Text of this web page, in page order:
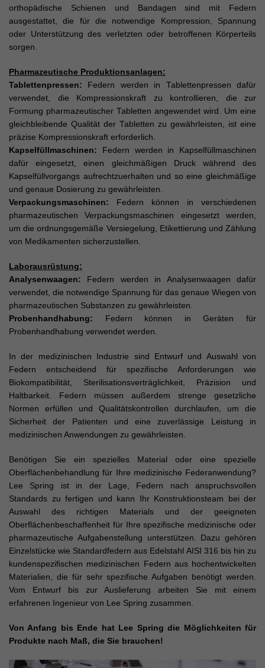
orthopädische Schienen und Bandagen sind mit Federn
ausgestattet, die für die notwendige Kompression, Spannung
oder Unterstützung des verletzten oder betroffenen Körperteils
sorgen.
Pharmazeutische Produktionsanlagen:
Tablettenpressen:
Federn werden in Tablettenpressen dafür
verwendet, die Kompressionskraft zu kontrollieren, die zur
Formung pharmazeutischer Tabletten angewendet wird. Um eine
gleichbleibende Qualität der Tabletten zu gewährleisten, ist eine
präzise Kompressionskraft erforderlich.
Kapselfüllmaschinen:
Federn werden in Kapselfüllmaschinen
dafür eingesetzt, einen gleichmäßigen Druck während des
Kapselfüllvorgangs aufrechtzuerhalten und so eine gleichmäßige
und genaue Dosierung zu gewährleisten.
Verpackungsmaschinen:
Federn können in verschiedenen
pharmazeutischen Verpackungsmaschinen eingesetzt werden,
um die ordnungsgemäße Versiegelung, Etikettierung und Zählung
von Medikamenten sicherzustellen.
Laborausrüstung:
Analysenwaagen:
Federn werden in Analysenwaagen dafür
verwendet, die notwendige Spannung für das genaue Wiegen von
pharmazeutischen Substanzen zu gewährleisten.
Probenhandhabung:
Federn können in Geräten für
Probenhandhabung verwendet werden.
In der medizinischen Industrie sind Entwurf und Auswahl von
Federn entscheidend für spezifische Anforderungen wie
Biokompatibilität, Sterilisationsverträglichkeit, Präzision und
Haltbarkeit. Federn müssen außerdem strenge gesetzliche
Normen erfüllen und Qualitätskontrollen durchlaufen, um die
Sicherheit der Patienten und eine zuverlässige Leistung in
medizinischen Anwendungen zu gewährleisten.
Benötigen Sie ein spezielles Material oder eine spezielle
Oberflächenbehandlung für Ihre medizinische Federanwendung?
Lee Spring ist in der Lage, Federn nach anspruchsvollen
Standards zu fertigen und kann Ihr Konstruktionsteam bei der
Auswahl des richtigen Materials und der geeigneten
Oberflächenbeschaffenheit für Ihre spezifische medizinische oder
pharmazeutische Aufgabenstellung unterstützen. Dazu gehören
Einzelstücke wie Standardfedern aus Edelstahl AISI 316 bis hin zu
kundenspezifischen medizinischen Federn aus hochentwickelten
Materialien, die für sehr spezifische Aufgaben benötigt werden.
Vom Entwurf bis zur Auslieferung arbeiten Sie mit einem
erfahrenen Ingenieur von Lee Spring zusammen.
Von Anfang bis Ende hat Lee Spring die Möglichkeiten für
Produkte nach Maß, die Sie brauchen!